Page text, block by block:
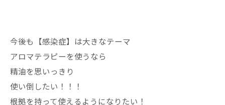
今後も【感染症】は大きなテーマ
アロマテラピーを使うなら
精油を思いっきり
使い倒したい！！！
根拠を持って使えるようになりたい！